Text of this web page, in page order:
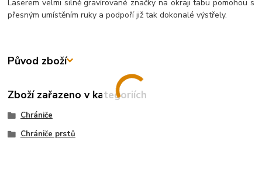
Laserem velmi silně gravírované značky na okraji tabu pomohou s
přesným umístěním ruky a podpoří již tak dokonalé výstřely.
Původ zboží
Zboží zařazeno v kategoriích
Chrániče
Chrániče prstů